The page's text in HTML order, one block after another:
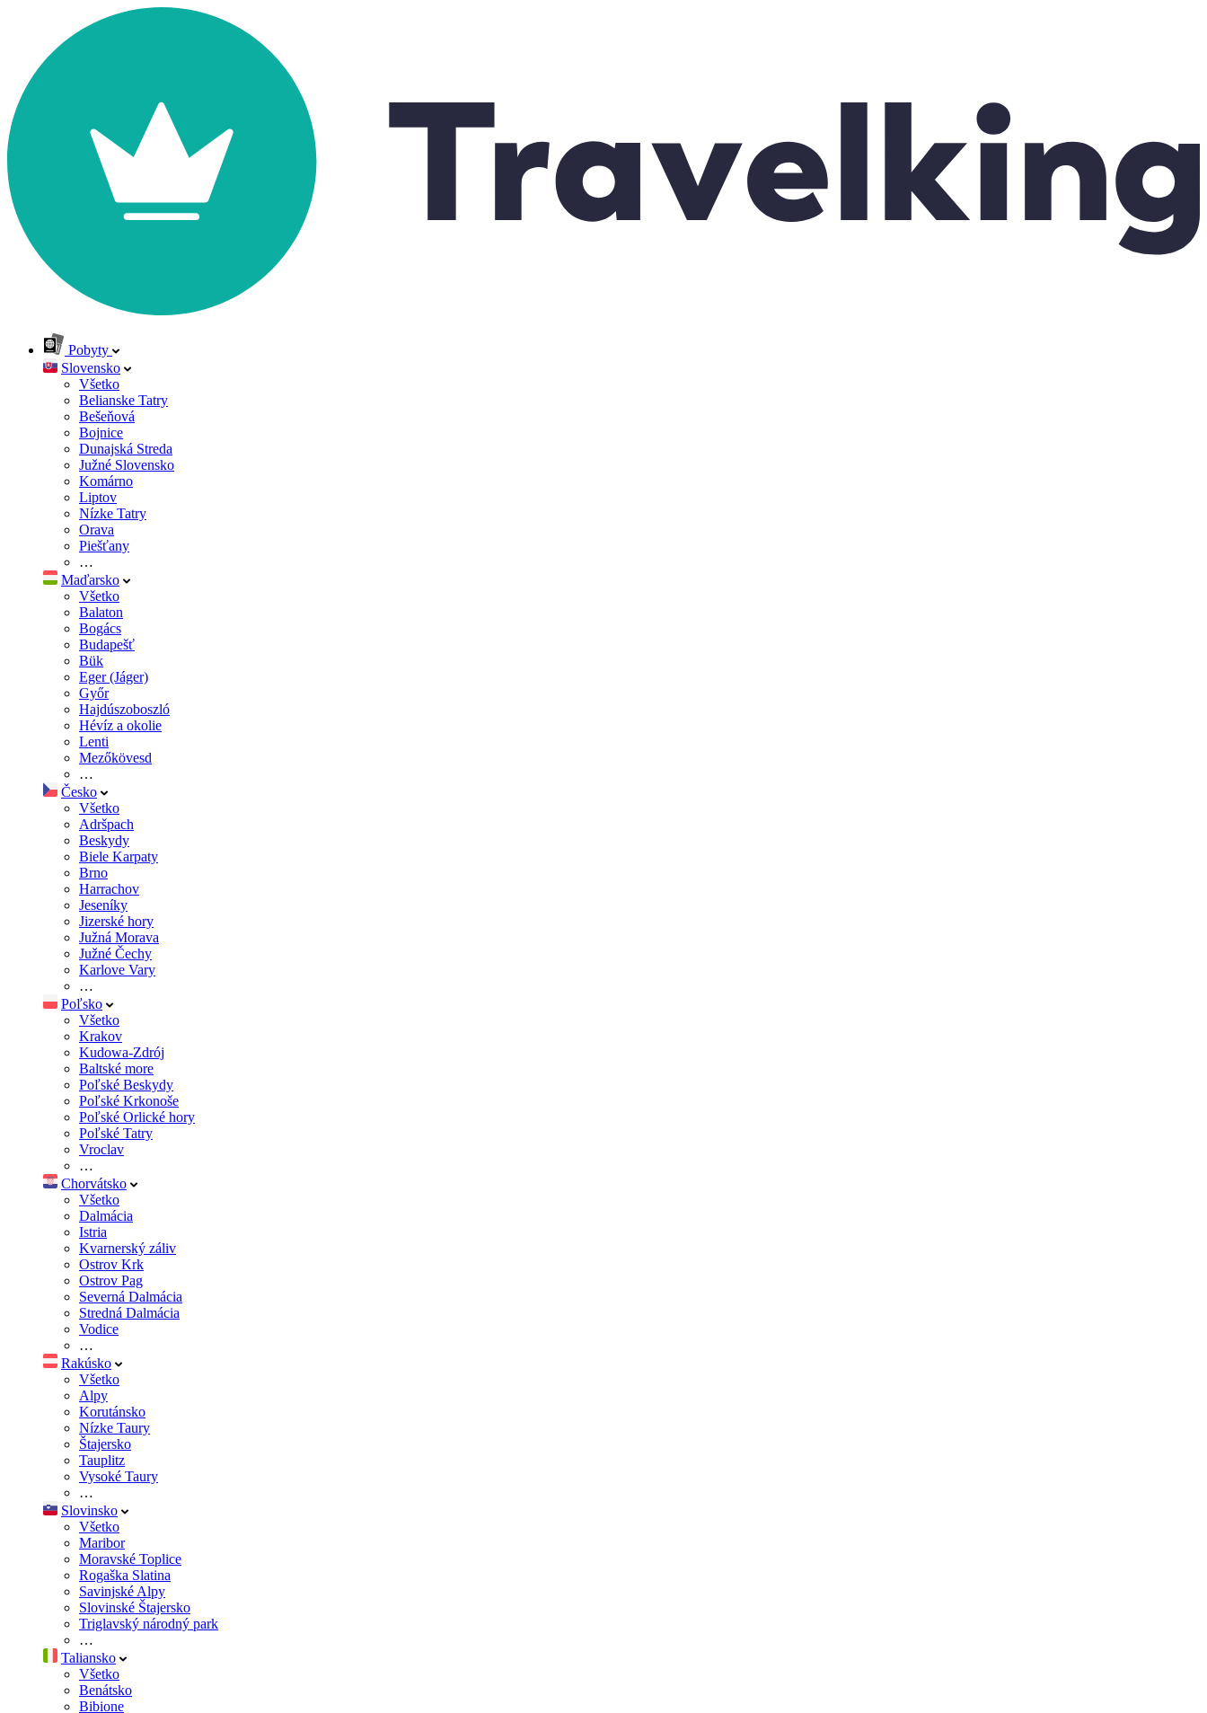
Pobyty
Slovensko
Všetko
Belianske Tatry
Bešeňová
Bojnice
Dunajská Streda
Južné Slovensko
Komárno
Liptov
Nízke Tatry
Orava
Piešťany
…
Maďarsko
Všetko
Balaton
Bogács
Budapešť
Bük
Eger (Jáger)
Győr
Hajdúszoboszló
Hévíz a okolie
Lenti
Mezőkövesd
…
Česko
Všetko
Adršpach
Beskydy
Biele Karpaty
Brno
Harrachov
Jeseníky
Jizerské hory
Južná Morava
Južné Čechy
Karlove Vary
…
Poľsko
Všetko
Krakov
Kudowa-Zdrój
Baltské more
Poľské Beskydy
Poľské Krkonoše
Poľské Orlické hory
Poľské Tatry
Vroclav
…
Chorvátsko
Všetko
Dalmácia
Istria
Kvarnerský záliv
Ostrov Krk
Ostrov Pag
Severná Dalmácia
Stredná Dalmácia
Vodice
…
Rakúsko
Všetko
Alpy
Korutánsko
Nízke Taury
Štajersko
Tauplitz
Vysoké Taury
…
Slovinsko
Všetko
Maribor
Moravské Toplice
Rogaška Slatina
Savinjské Alpy
Slovinské Štajersko
Triglavský národný park
…
Taliansko
Všetko
Benátsko
Bibione